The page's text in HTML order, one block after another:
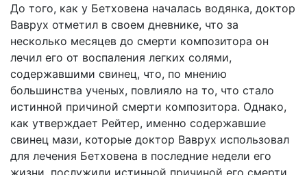
До того, как у Бетховена началась водянка, доктор
Ваврух отметил в своем дневнике, что за
несколько месяцев до смерти композитора он
лечил его от воспаления легких солями,
содержавшими свинец, что, по мнению
большинства ученых, повлияло на то, что стало
истинной причиной смерти композитора. Однако,
как утверждает Рейтер, именно содержавшие
свинец мази, которые доктор Ваврух использовал
для лечения Бетховена в последние недели его
жизни, послужили истинной причиной его смерти.